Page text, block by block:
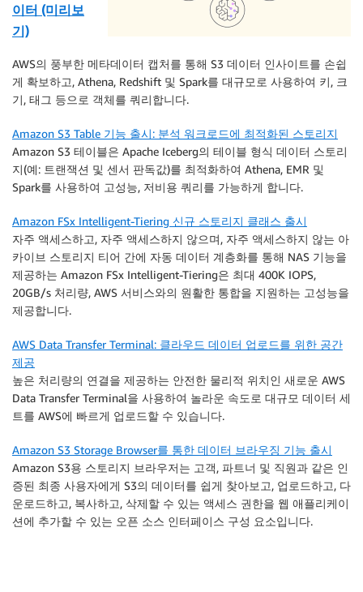
이터 (미리보
기)
AWS의 풍부한 메타데이터 캡처를 통해 S3 데이터 인사이트를 손쉽
게 확보하고, Athena, Redshift 및 Spark를 대규모로 사용하여 키, 크
기, 태그 등으로 객체를 쿼리합니다.
Amazon S3 Table 기능 출시: 분석 워크로드에 최적화된 스토리지
Amazon S3 테이블은 Apache Iceberg의 테이블 형식 데이터 스토리
지(예: 트랜잭션 및 센서 판독값)를 최적화하여 Athena, EMR 및
Spark를 사용하여 고성능, 저비용 쿼리를 가능하게 합니다.
Amazon FSx Intelligent-Tiering 신규 스토리지 클래스 출시
자주 액세스하고, 자주 액세스하지 않으며, 자주 액세스하지 않는 아
카이브 스토리지 티어 간에 자동 데이터 계층화를 통해 NAS 기능을
제공하는 Amazon FSx Intelligent-Tiering은 최대 400K IOPS,
20GB/s 처리량, AWS 서비스와의 원활한 통합을 지원하는 고성능을
제공합니다.
AWS Data Transfer Terminal: 클라우드 데이터 업로드를 위한 공간
제공
높은 처리량의 연결을 제공하는 안전한 물리적 위치인 새로운 AWS
Data Transfer Terminal을 사용하여 놀라운 속도로 대규모 데이터 세
트를 AWS에 빠르게 업로드할 수 있습니다.
Amazon S3 Storage Browser를 통한 데이터 브라우징 기능 출시
Amazon S3용 스토리지 브라우저는 고객, 파트너 및 직원과 같은 인
증된 최종 사용자에게 S3의 데이터를 쉽게 찾아보고, 업로드하고, 다
운로드하고, 복사하고, 삭제할 수 있는 액세스 권한을 웹 애플리케이
션에 추가할 수 있는 오픈 소스 인터페이스 구성 요소입니다.